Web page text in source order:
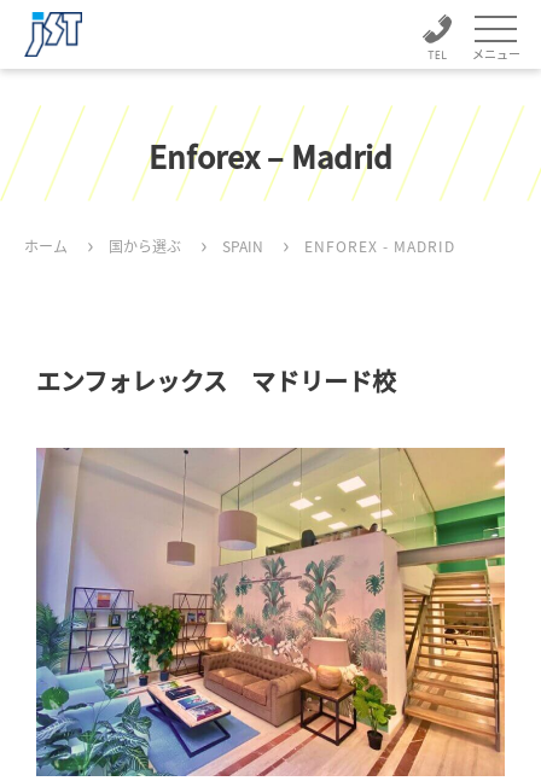
メニュー
Enforex – Madrid
ホーム 国から選ぶ SPAIN ENFOREX - MADRID
エンフォレックス マドリード校